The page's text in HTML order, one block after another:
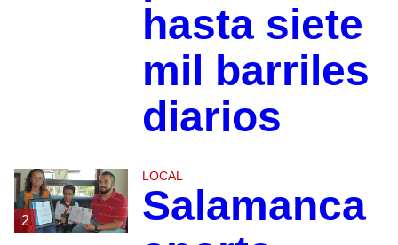
hasta siete
mil barriles
diarios
2
LOCAL
Salamanca